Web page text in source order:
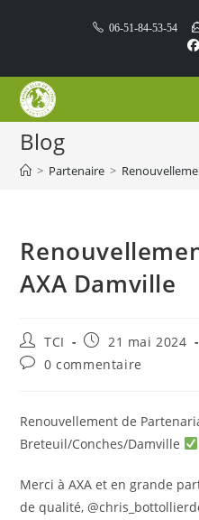
06-51-84-53-54
Blog
> Partenaire >
AXA Damville
Auteur/autrice
de
la
TCI
Publication
publiée :
21 mai 2024
Commentaires
publication :
0 commentaire
Renouvellement de
Breteuil/Conches/Damville
Merci à AXA et en grande
de qualité,